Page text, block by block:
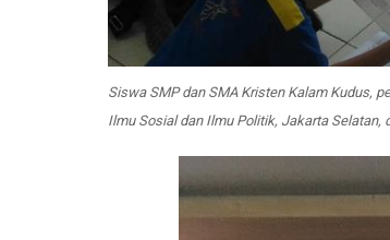
Siswa SMP dan SMA Kristen Kalam Kudus,
Ilmu Sosial dan Ilmu Politik, Jakarta Selatan,